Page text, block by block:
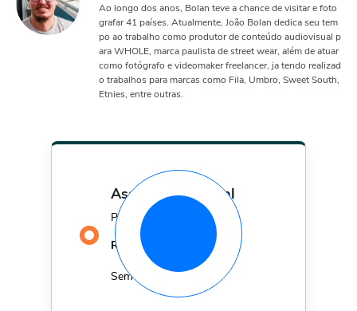
Ao longo dos anos, Bolan teve a chance de visitar e foto
grafar 41 países. Atualmente, João Bolan dedica seu tem
po ao trabalho como produtor de conteúdo audiovisual p
ara WHOLE, marca paulista de street wear, além de atuar
como fotógrafo e videomaker freelancer, ja tendo realizad
o trabalhos para marcas como Fila, Umbro, Sweet South,
Etnies, entre outras.
assinatura mensal
Por apenas
R$
29,90 MÊS
Sem fidelidade